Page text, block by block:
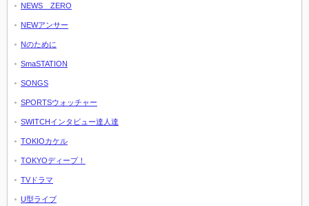
NEWS ZERO
NEWアンサー
Nのために
SmaSTATION
SONGS
SPORTSウォッチャー
SWITCHインタビュー達人達
TOKIOカケル
TOKYOディープ！
TVドラマ
U型ライブ